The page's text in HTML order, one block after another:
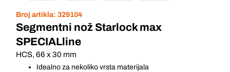
Broj artikla: 329104
Segmentni nož Starlock max
SPECIALline
HCS, 66 x 30 mm
Idealno za nekoliko vrsta materijala